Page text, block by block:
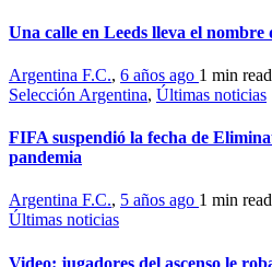
Una calle en Leeds lleva el nombre
Argentina F.C., 6 años ago 1 min read
Selección Argentina, Últimas noticias
FIFA suspendió la fecha de
pandemia
Argentina F.C., 5 años ago 1 min read
Últimas noticias
Video: jugadores del ascenso le